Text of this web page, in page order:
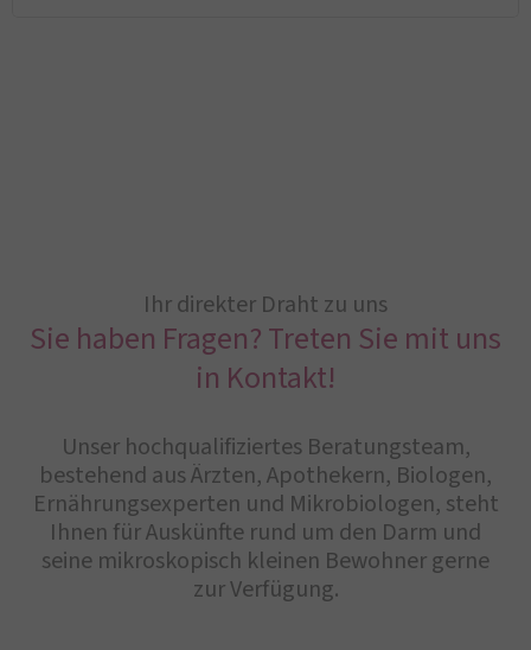
Ihr direkter Draht zu uns
Sie haben Fragen? Treten Sie mit uns
in Kontakt!
Unser hochqualifiziertes Beratungsteam,
bestehend aus Ärzten, Apothekern, Biologen,
Ernährungsexperten und Mikrobiologen, steht
Ihnen für Auskünfte rund um den Darm und
seine mikroskopisch kleinen Bewohner gerne
zur Verfügung.